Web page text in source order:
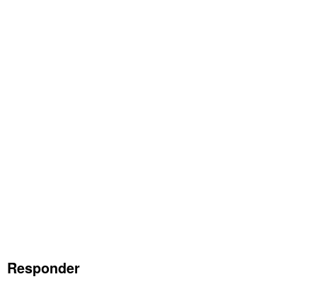
Responder